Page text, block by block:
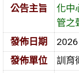
公告主旨
化中
管之
發佈日期
發佈單位
訓育